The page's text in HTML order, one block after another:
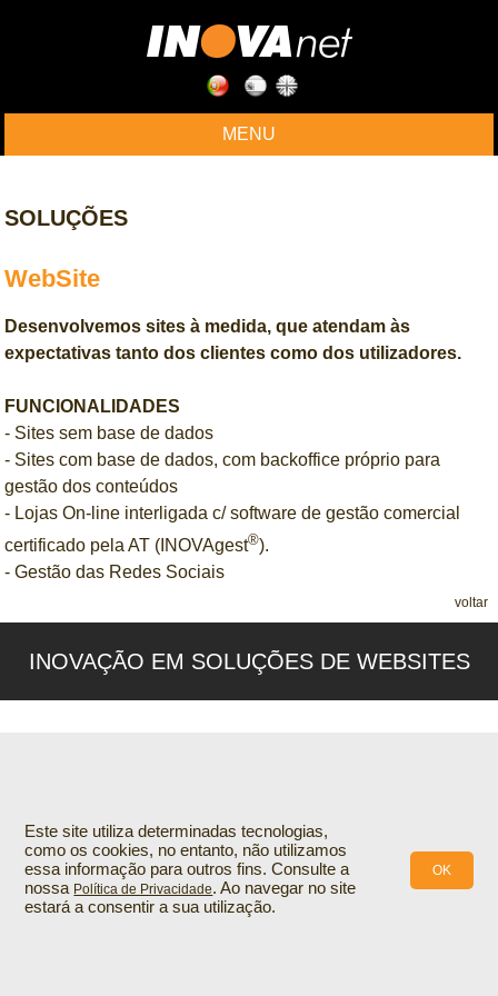
Este site utiliza determinadas tecnologias,
como os cookies, no entanto, não utilizamos
essa informação para outros fins. Consulte a
nossa Política de Privacidade. Ao navegar no site
estará a consentir a sua utilização.
OK
MENU
SOLUÇÕES
WebSite
Desenvolvemos sites à medida, que atendam às
expectativas tanto dos clientes como dos utilizadores.
FUNCIONALIDADES
- Sites sem base de dados
- Sites com base de dados, com backoffice próprio para
gestão dos conteúdos
- Lojas On-line interligada c/ software de gestão comercial
certificado pela AT (INOVAgest®).
- Gestão das Redes Sociais
voltar
INOVAÇÃO EM SOLUÇÕES DE WEBSITES